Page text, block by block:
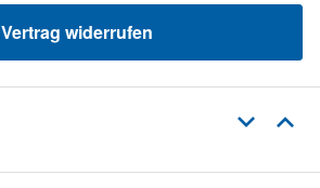
Vertrag widerrufen